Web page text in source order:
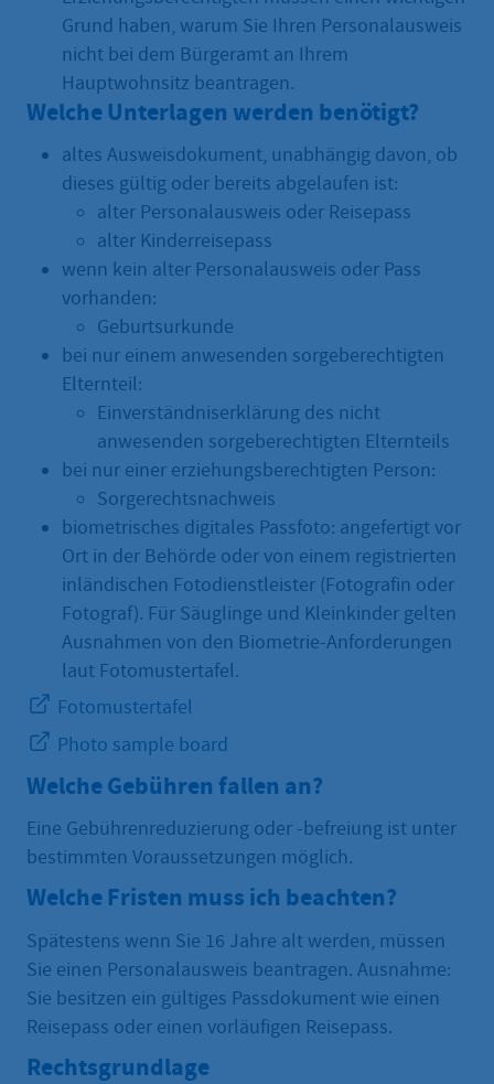
Grund haben, warum Sie Ihren Personalausweis
nicht bei dem Bürgeramt an Ihrem
Hauptwohnsitz beantragen.
Welche Unterlagen werden benötigt?
altes Ausweisdokument, unabhängig davon, ob
dieses gültig oder bereits abgelaufen ist:
alter Personalausweis oder Reisepass
alter Kinderreisepass
wenn kein alter Personalausweis oder Pass
vorhanden:
Geburtsurkunde
bei nur einem anwesenden sorgeberechtigten
Elternteil:
Einverständniserklärung des nicht
anwesenden sorgeberechtigten Elternteils
bei nur einer erziehungsberechtigten Person:
Sorgerechtsnachweis
biometrisches digitales Passfoto: angefertigt vor
Ort in der Behörde oder von einem registrierten
inländischen Fotodienstleister (Fotografin oder
Fotograf). Für Säuglinge und Kleinkinder gelten
Ausnahmen von den Biometrie-Anforderungen
laut Fotomustertafel.
Fotomustertafel
Photo sample board
Welche Gebühren fallen an?
Eine Gebührenreduzierung oder -befreiung ist unter
bestimmten Voraussetzungen möglich.
Welche Fristen muss ich beachten?
Spätestens wenn Sie 16 Jahre alt werden, müssen
Sie einen Personalausweis beantragen. Ausnahme:
Sie besitzen ein gültiges Passdokument wie einen
Reisepass oder einen vorläufigen Reisepass.
Rechtsgrundlage